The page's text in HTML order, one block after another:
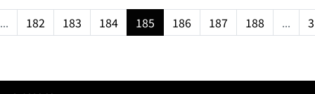
... 182 183 184 185 186 187 188 ...